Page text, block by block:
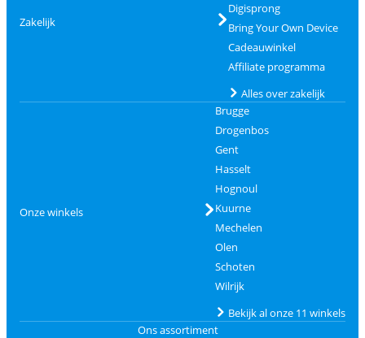
Zakelijk
Digisprong
Bring Your Own Device
Cadeauwinkel
Affiliate programma
Alles over zakelijk
Onze winkels
Brugge
Drogenbos
Gent
Hasselt
Hognoul
Kuurne
Mechelen
Olen
Schoten
Wilrijk
Bekijk al onze 11 winkels
Ons assortiment